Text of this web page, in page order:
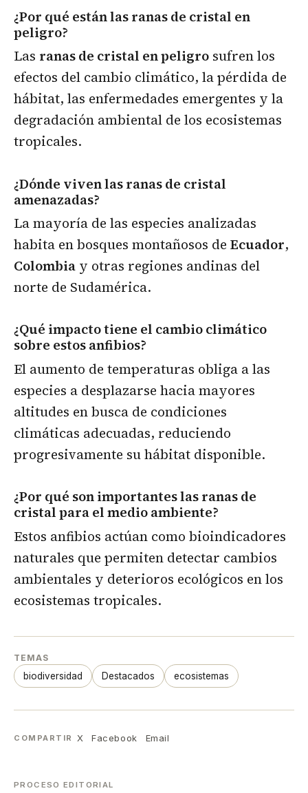
¿Por qué están las ranas de cristal en
peligro?
Las ranas de cristal en peligro sufren los
efectos del cambio climático, la pérdida de
hábitat, las enfermedades emergentes y la
degradación ambiental de los ecosistemas
tropicales.
¿Dónde viven las ranas de cristal
amenazadas?
La mayoría de las especies analizadas
habita en bosques montañosos de Ecuador,
Colombia y otras regiones andinas del
norte de Sudamérica.
¿Qué impacto tiene el cambio climático
sobre estos anfibios?
El aumento de temperaturas obliga a las
especies a desplazarse hacia mayores
altitudes en busca de condiciones
climáticas adecuadas, reduciendo
progresivamente su hábitat disponible.
¿Por qué son importantes las ranas de
cristal para el medio ambiente?
Estos anfibios actúan como bioindicadores
naturales que permiten detectar cambios
ambientales y deterioros ecológicos en los
ecosistemas tropicales.
TEMAS
biodiversidad Destacados ecosistemas
COMPARTIR X Facebook Email
PROCESO EDITORIAL